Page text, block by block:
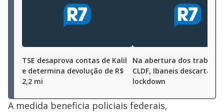
TSE desaprova contas de Kalil
e determina devolução de R$
2,2 mi
Na abertura dos
CLDF, Ibaneis descarta
lockdown
A medida beneficia policiais federais,